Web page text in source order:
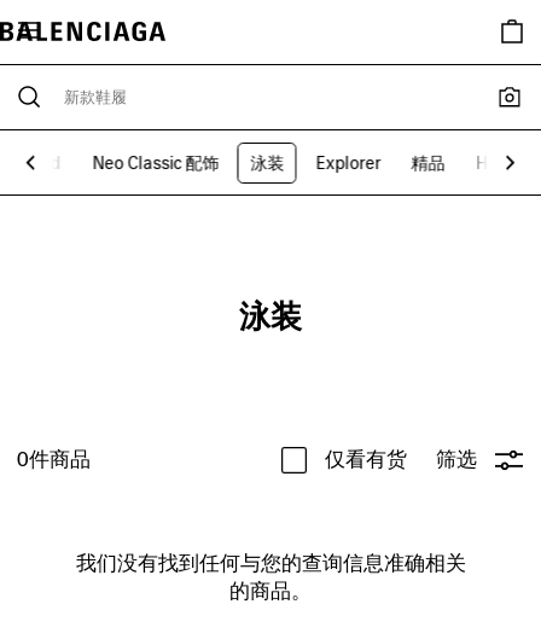
end Neo Classic 配饰 泳装 Explorer 精品 Hair配饰
泳装
0件商品 仅看有货 筛选
我们没有找到任何与您的查询信息准确相关
的商品。